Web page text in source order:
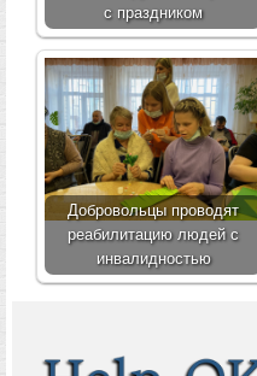
с праздником
Добровольцы проводят
реабилитацию людей с
инвалидностью